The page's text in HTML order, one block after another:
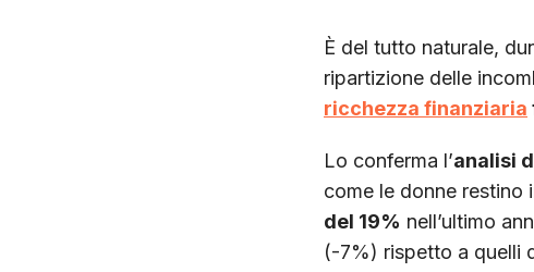
È del tutto naturale,
ripartizione delle
ricchezza finanziaria
Lo conferma l’analisi
come le donne restino
del 19% nell’ultimo
(-7%) rispetto a quelli